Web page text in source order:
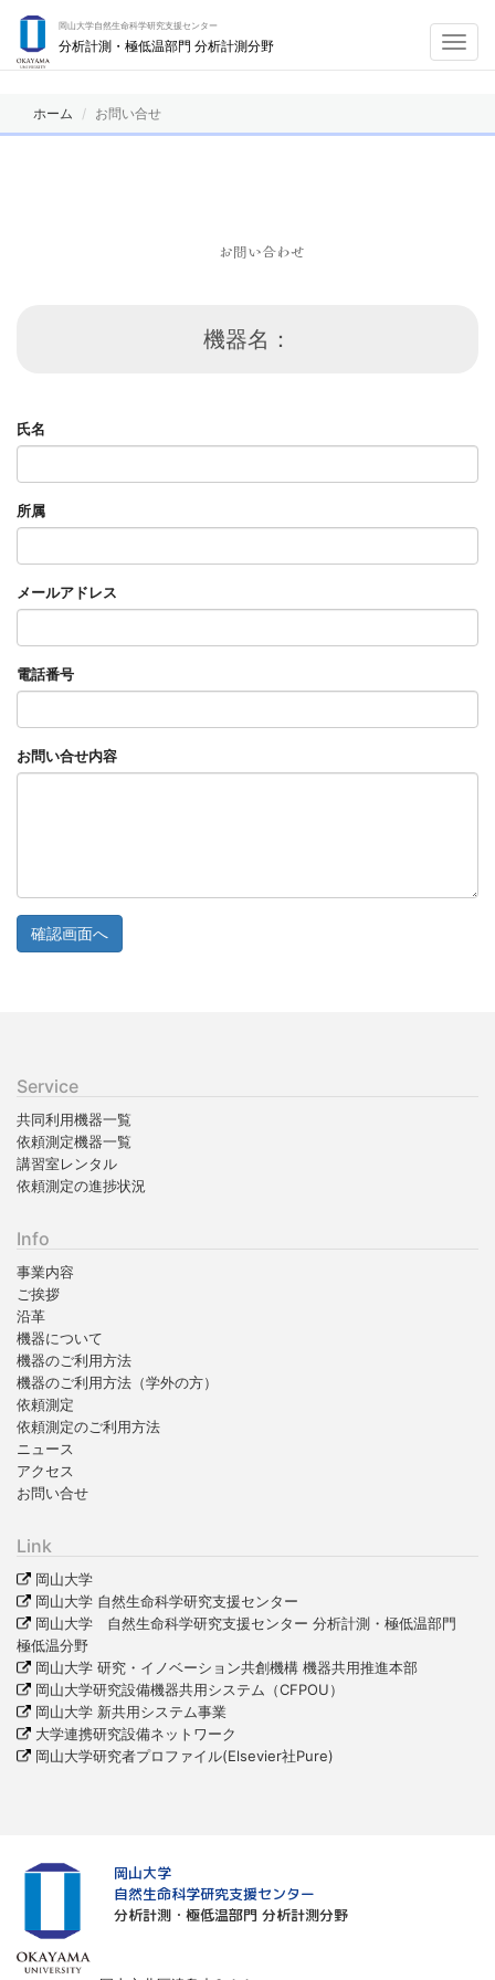
岡山大学自然生命科学研究支援センター
分析計測・極低温部門 分析計測分野
ホーム お問い合せ
お問い合わせ
機器名：
氏名
所属
メールアドレス
電話番号
お問い合せ内容
Service
共同利用機器一覧
依頼測定機器一覧
講習室レンタル
依頼測定の進捗状況
Info
事業内容
ご挨拶
沿革
機器について
機器のご利用方法
機器のご利用方法（学外の方）
依頼測定
依頼測定のご利用方法
ニュース
アクセス
お問い合せ
Link
岡山大学
岡山大学 自然生命科学研究支援センター
岡山大学 自然生命科学研究支援センター 分析計測・極低温部門
極低温分野
岡山大学 研究・イノベーション共創機構 機器共用推進本部
岡山大学研究設備機器共用システム（CFPOU）
岡山大学 新共用システム事業
大学連携研究設備ネットワーク
岡山大学研究者プロファイル(Elsevier社Pure)
岡山大学
自然生命科学研究支援センター
分析計測・極低温部門 分析計測分野